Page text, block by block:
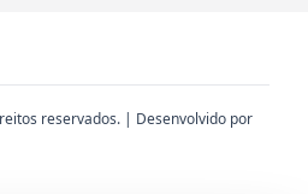
reservados. | Desenvolvido por